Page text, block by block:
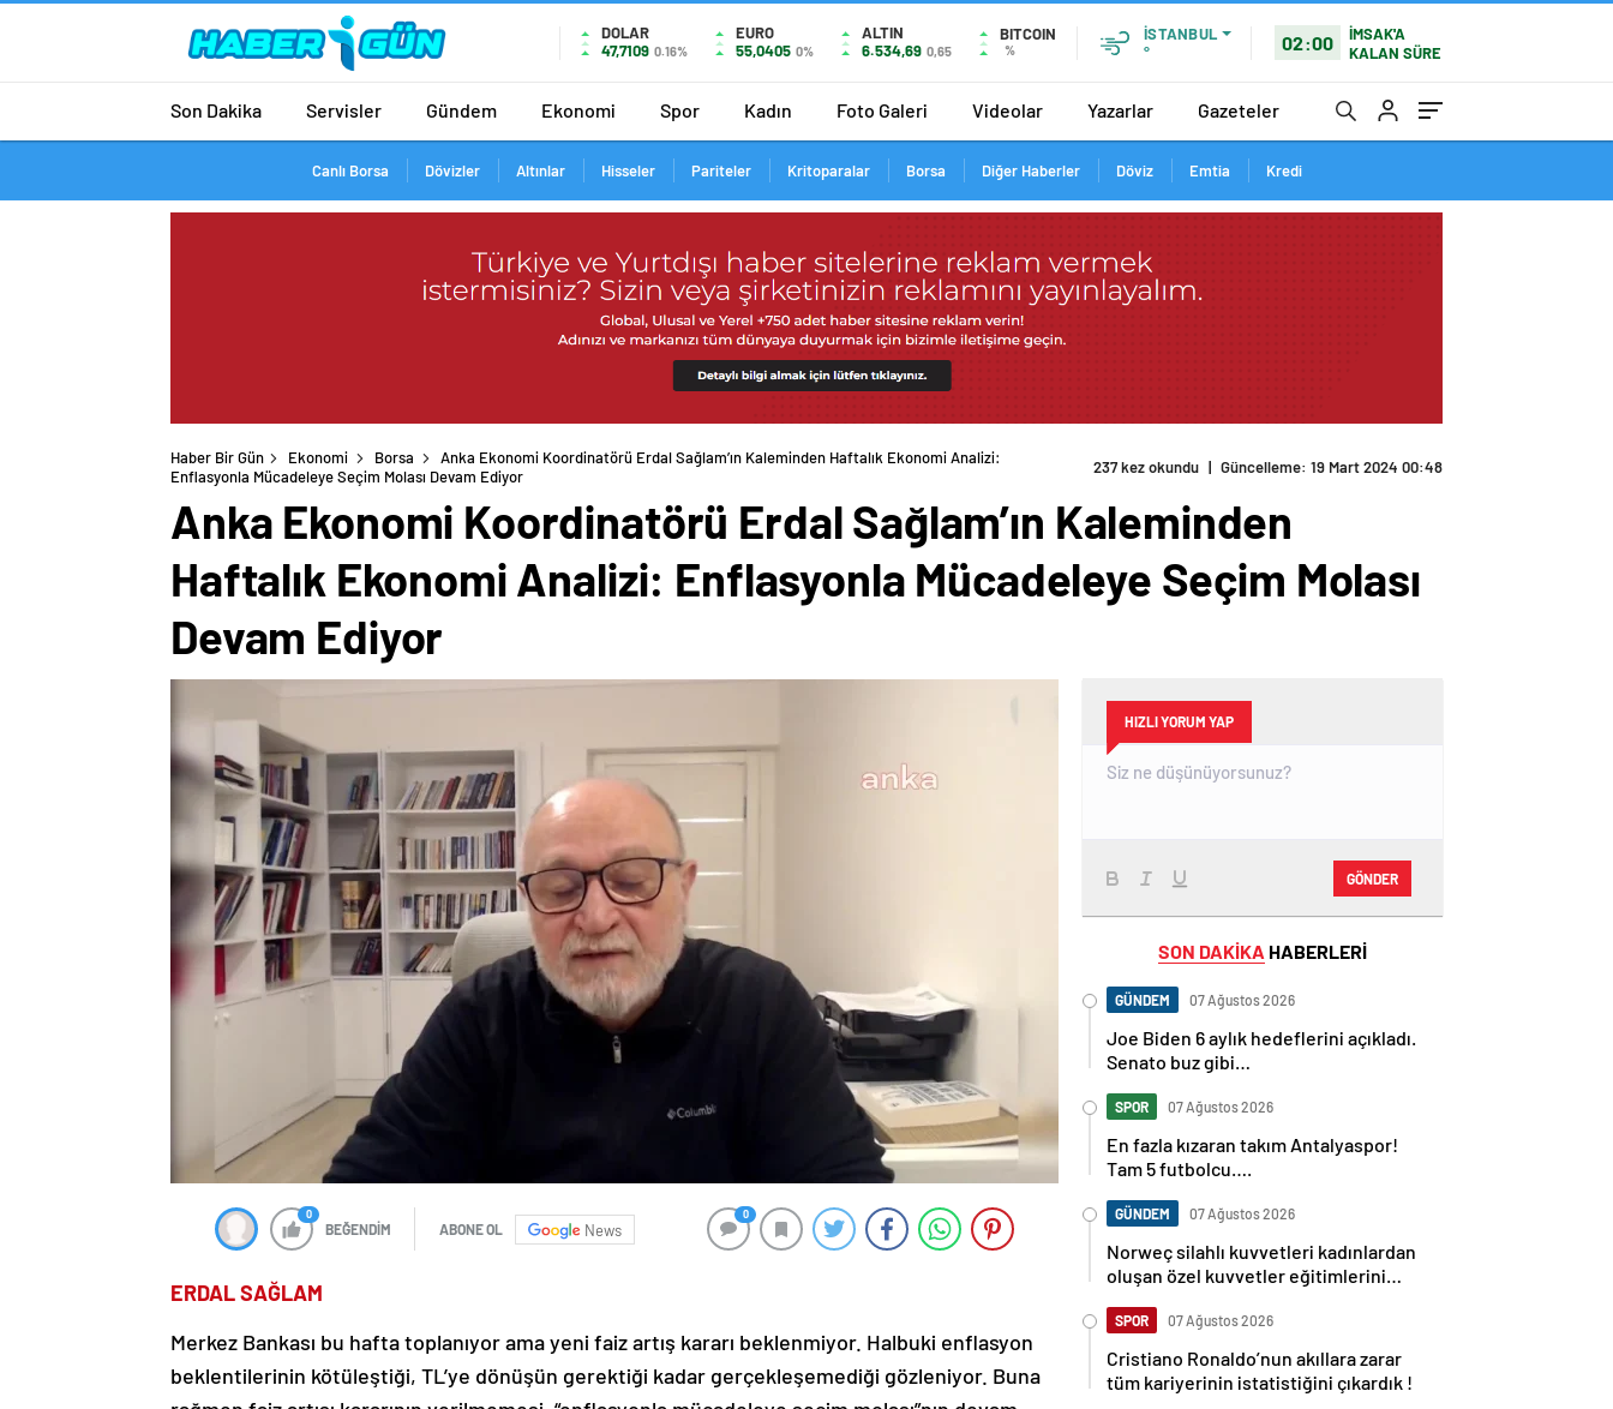
DOLAR
47,7109 0.16%
EURO
55,0405 0%
ALTIN
6.534,69 0,65
BITCOIN
%
İSTANBUL
°
02:00
İMSAK'A
KALAN SÜRE
Son Dakika Servisler Gündem Ekonomi Spor Kadın Foto Galeri Videolar Yazarlar Gazeteler
Canlı Borsa Dövizler Altınlar Hisseler Pariteler Kritoparalar Borsa Diğer Haberler Döviz Emtia Kredi
Haber Bir Gün Ekonomi Borsa Anka Ekonomi Koordinatörü Erdal Sağlam’ın Kaleminden Haftalık Ekonomi Analizi: Enflasyonla Mücadeleye Seçim Molası Devam Ediyor
Anka Ekonomi Koordinatörü Erdal Sağlam’ın Kaleminden
Haftalık Ekonomi Analizi: Enflasyonla Mücadeleye Seçim Molası
Devam Ediyor
News
beklentilerinin kötüleştiği, TL’ye dönüşün gerektiği kadar gerçekleşemediği gözleniyor. Buna
rağmen faiz artışı kararının verilmemesi, “enflasyonla mücadeleye seçim molası”nın devam
HIZLI YORUM YAP
GÖNDER
Joe Biden 6 aylık hedeflerini açıkladı.
Senato buz gibi…
En fazla kızaran takım Antalyaspor!
Tam 5 futbolcu….
Norweç silahlı kuvvetleri kadınlardan
oluşan özel kuvvetler eğitimlerini
başlattı.
Cristiano Ronaldo’nun akıllara zarar
tüm kariyerinin istatistiğini çıkardık !